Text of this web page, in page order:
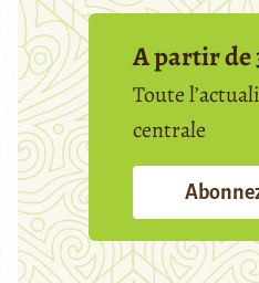
A partir de
Toute
centrale